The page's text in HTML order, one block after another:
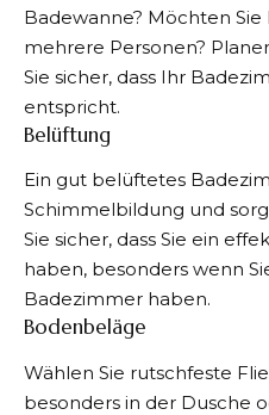
Badewanne? Möchten
mehrere Personen?
Sie sicher, dass Ihr
entspricht.
Belüftung
Ein gut belüftetes
Schimmelbildung und
Sie sicher, dass Sie ein
haben, besonders wenn
Badezimmer haben.
Bodenbeläge
Wählen Sie rutschfeste
besonders in der Dusche